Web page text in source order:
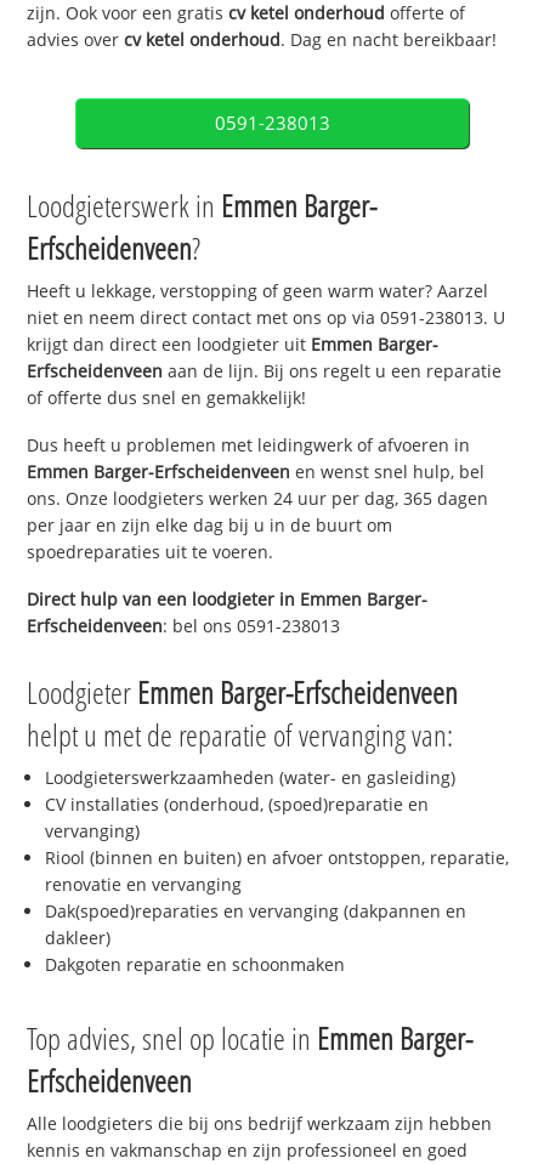
zijn. Ook voor een gratiscv ketel onderhoud offerte of
advies overcv ketel onderhoud. Dag en nacht bereikbaar!
0591-238013
Loodgieterswerk in Emmen Barger-
Erfscheidenveen?
Heeft u lekkage, verstopping of geen warm water? Aarzel
niet en neem direct contact met ons op via 0591-238013. U
krijgt dan direct een loodgieter uit Emmen Barger-
Erfscheidenveen aan de lijn. Bij ons regelt u een reparatie
of offerte dus snel en gemakkelijk!
Dus heeft u problemen met leidingwerk of afvoeren in
Emmen Barger-Erfscheidenveen en wenst snel hulp, bel
ons. Onze loodgieters werken 24 uur per dag, 365 dagen
per jaar en zijn elke dag bij u in de buurt om
spoedreparaties uit te voeren.
Direct hulp van een loodgieter in Emmen Barger-
Erfscheidenveen: bel ons 0591-238013
Loodgieter Emmen Barger-Erfscheidenveen
helpt u met de reparatie of vervanging van:
Loodgieterswerkzaamheden (water- en gasleiding)
CV installaties (onderhoud, (spoed)reparatie en
vervanging)
Riool (binnen en buiten) en afvoer ontstoppen, reparatie,
renovatie en vervanging
Dak(spoed)reparaties en vervanging (dakpannen en
dakleer)
Dakgoten reparatie en schoonmaken
Top advies, snel op locatie in Emmen Barger-
Erfscheidenveen
Alle loodgieters die bij ons bedrijf werkzaam zijn hebben
kennis en vakmanschap en zijn professioneel en goed